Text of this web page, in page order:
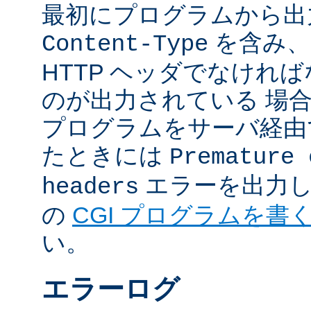
最初にプログラムから
Content-Type を含み
HTTP ヘッダでなけれ
のが出力されている 場
プログラムをサーバ経
たときには
headers エラーを出力
の CGI プログラムを書
い。
エラーログ